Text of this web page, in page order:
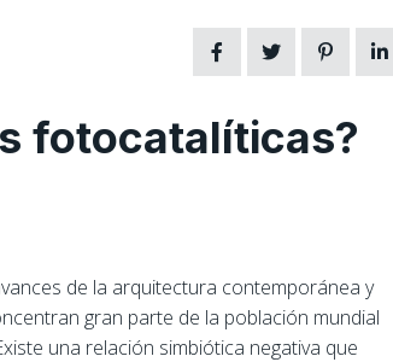
fotocatalíticas?
de la arquitectura contemporánea y
gran parte de la población mundial
una relación simbiótica negativa que